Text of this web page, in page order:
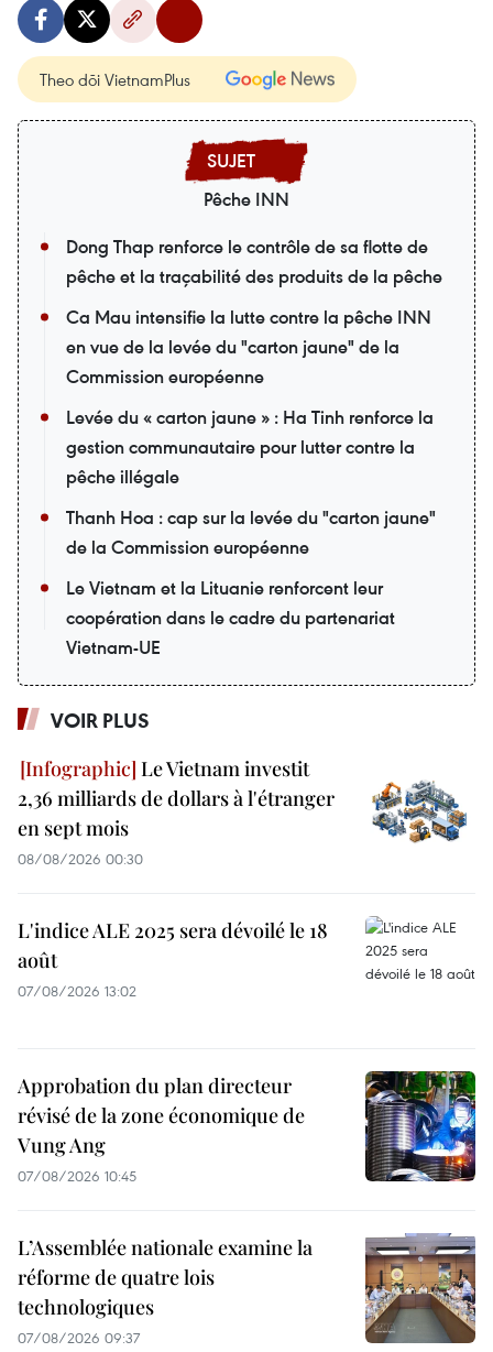
Theo dõi VietnamPlus
Pêche INN
Dong Thap renforce le contrôle de sa flotte de
pêche et la traçabilité des produits de la pêche
Ca Mau intensifie la lutte contre la pêche INN
en vue de la levée du "carton jaune" de la
Commission européenne
Levée du « carton jaune » : Ha Tinh renforce la
gestion communautaire pour lutter contre la
pêche illégale
Thanh Hoa : cap sur la levée du "carton jaune"
de la Commission européenne
Le Vietnam et la Lituanie renforcent leur
coopération dans le cadre du partenariat
Vietnam-UE
VOIR PLUS
Le Vietnam investit
2,36 milliards de dollars à l'étranger
en sept mois
08/08/2026 00:30
L'indice ALE 2025 sera dévoilé le 18
août
07/08/2026 13:02
Approbation du plan directeur
révisé de la zone économique de
Vung Ang
07/08/2026 10:45
L’Assemblée nationale examine la
réforme de quatre lois
technologiques
07/08/2026 09:37